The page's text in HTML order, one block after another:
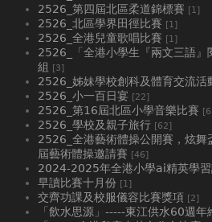
2526_第四屆北區柔道錦標賽 [1]
2526_北區學界田徑比賽 [1]
2526_全港兒童歌唱比賽 [1]
2526_「全港小學生『兩文三語
組 [3]
2526_姊妹學校創科及體育交流活
2526_小一百日宴 [22]
2526_第16屆北區小學音樂比賽
2526_學校及親子旅行 [62]
2526_全港藝術體操公開賽，炫舞
屆藝術體操邀請賽 [46]
2024-2025年全港小學ai精英學習
早讀比賽十月份 [1]
交齊功課及校服儀容比賽獎項 [2]
「飲水思源」-----東江供水60週年